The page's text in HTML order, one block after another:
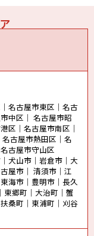
名古屋市東区｜名古
中区｜ 名古屋市昭
区｜名古屋市南区｜
古屋市熱田区｜名
古屋市守山区
犬山市｜岩倉市｜大
屋市｜ 清須市｜江
海市｜豊明市｜長久
東郷町｜大治町｜蟹
桑町｜東浦町｜刈谷